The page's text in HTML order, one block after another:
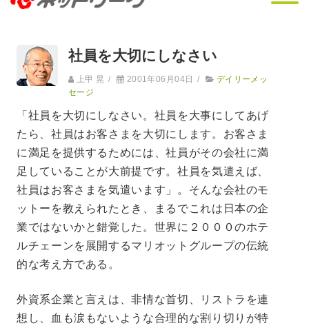
社員を大切にしなさい
上甲 晃 / 2001年06月04日 /
デイリーメッ
セージ
「社員を大切にしなさい。社員を大事にしてあげ
たら、社員はお客さまを大切にします。お客さま
に満足を提供するためには、社員がその会社に満
足していることが大前提です。社員を気遣えば、
社員はお客さまを気遣います」。そんな会社のモ
ットーを教えられたとき、まるでこれは日本の企
業ではないかと錯覚した。世界に２０００のホテ
ルチェーンを展開するマリオットグループの伝統
的な考え方である。
外資系企業と言えは、非情な首切、リストラを連
想し、血も涙もないような合理的な割り切りが特